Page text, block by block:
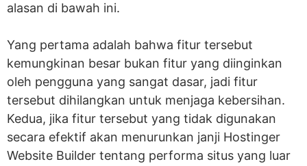
alasan di bawah ini.
Yang pertama adalah bahwa fitur tersebut
kemungkinan besar bukan fitur yang diinginkan
oleh pengguna yang sangat dasar, jadi fitur
tersebut dihilangkan untuk menjaga kebersihan.
Kedua, jika fitur tersebut yang tidak digunakan
secara efektif akan menurunkan janji Hostinger
Website Builder tentang performa situs yang luar